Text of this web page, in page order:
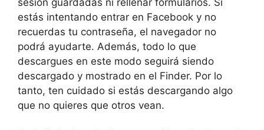
sesión guardadas ni rellenar formularios. Si
estás intentando entrar en Facebook y no
recuerdas tu contraseña, el navegador no
podrá ayudarte. Además, todo lo que
descargues en este modo seguirá siendo
descargado y mostrado en el Finder. Por lo
tanto, ten cuidado si estás descargando algo
que no quieres que otros vean.